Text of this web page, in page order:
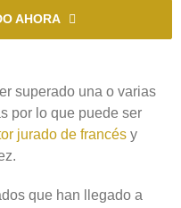
AHORA
superado una o varias
por lo que puede ser
jurado de francés y
que han llegado a